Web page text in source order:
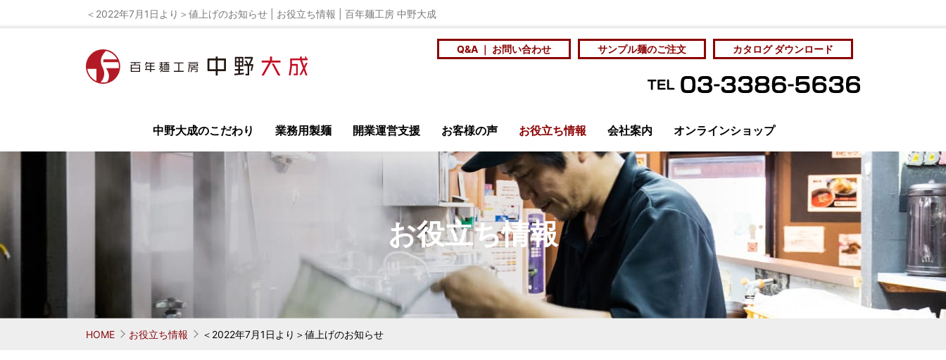
＜2022年7月1日より＞値上げのお知らせ | お役立ち情報 | 百年麺工房 中野大成
Q&A ｜ お問い合わせ サンプル麺のご注文 カタログ ダウンロード
中野大成のこだわり
サンプル麺をご注文
味へのこだわり 麺ができるまで 安全・衛星管理と社員教育
業務用製麺
カタログをダウンロード サンプル麺をご注文
業務用中華麺シリーズ オリジナル麺 ラーメン用食材 純生パスタシリーズ
開業運営支援
お問い合わせ
独立開業の為の極意を
学ぶ 鳥居式らーめん塾
ラーメン店の開業を
お考えの方
スープに合う個性の
ある麺を探している方
社員食堂や学食の
メニューをご検討の方
オリジナルラーメン
商品を作りたい方
ラーメン店の展開を
検討している企業様
お客様の声 お役立ち情報
ニュース
メディア掲載
商品開発研究会
大成麺市場・工場直売
会社案内
安全・衛生管理と社員教育 個人情報保護方針 アクセス
会社概要 代表者あいさつ 中野大成100年の歩み 直営らーめん店・麺の直販店 M&Aコンサルティング
オンラインショップ
百年麺工房 公式オンラインショップ 百年麺工房 Yahoo!ショッピング店
お役立ち情報
HOME お役立ち情報 ＜2022年7月1日より＞値上げのお知らせ